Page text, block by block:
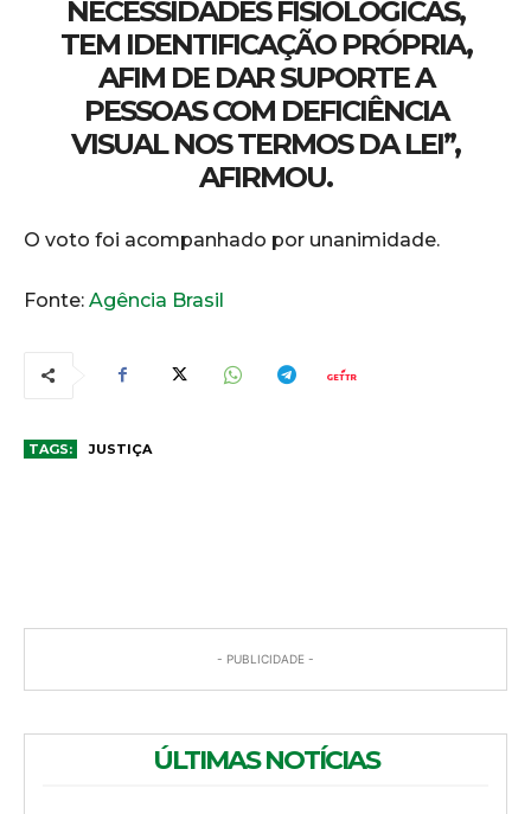
NECESSIDADES FISIOLÓGICAS,
TEM IDENTIFICAÇÃO PRÓPRIA,
AFIM DE DAR SUPORTE A
PESSOAS COM DEFICIÊNCIA
VISUAL NOS TERMOS DA LEI”,
AFIRMOU.
O voto foi acompanhado por unanimidade.
Fonte: Agência Brasil
TAGS: JUSTIÇA
- PUBLICIDADE -
ÚLTIMAS NOTÍCIAS